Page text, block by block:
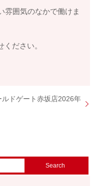
雰囲気のなかで働けま
ださい。
ルドゲート赤坂店2026年